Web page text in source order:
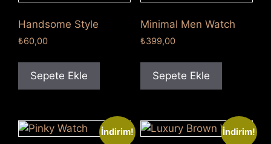
Handsome Style
₺60,00
Sepete Ekle
Minimal Men Watch
₺399,00
Sepete Ekle
İndirim! İndirim!